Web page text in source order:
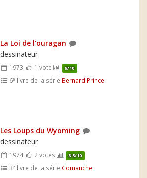
La Loi de l’ouragan
dessinateur
1973 1 vote 9/10
6e livre de la série Bernard Prince
Les Loups du Wyoming
dessinateur
1974 2 votes 8.5/10
3e livre de la série Comanche